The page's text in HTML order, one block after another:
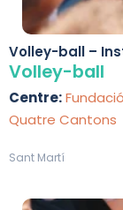
Volley-ball –
Volley-ball
Centre:
Quatre Cantons
Sant Martí